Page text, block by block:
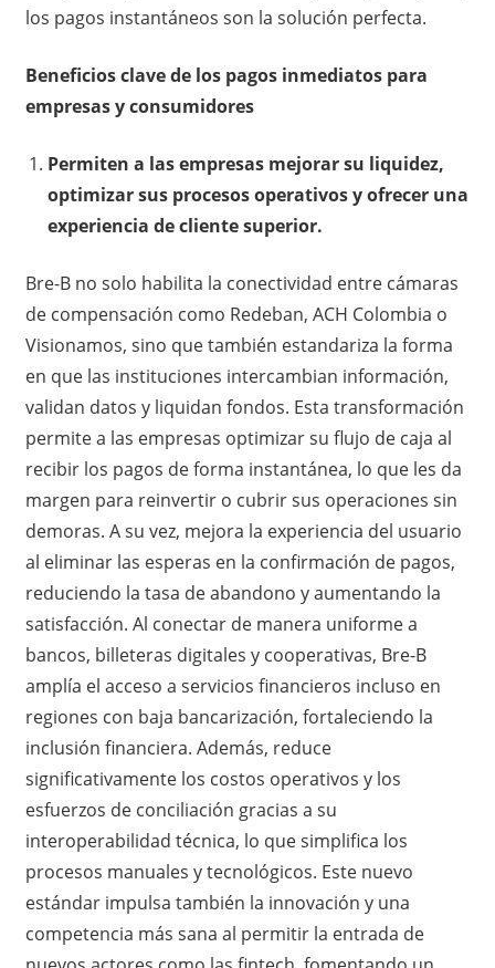
los pagos instantáneos son la solución perfecta.
Beneficios clave de los pagos inmediatos para
empresas y consumidores
Permiten a las empresas mejorar su liquidez,
optimizar sus procesos operativos y ofrecer una
experiencia de cliente superior.
Bre-B no solo habilita la conectividad entre cámaras
de compensación como Redeban, ACH Colombia o
Visionamos, sino que también estandariza la forma
en que las instituciones intercambian información,
validan datos y liquidan fondos. Esta transformación
permite a las empresas optimizar su flujo de caja al
recibir los pagos de forma instantánea, lo que les da
margen para reinvertir o cubrir sus operaciones sin
demoras. A su vez, mejora la experiencia del usuario
al eliminar las esperas en la confirmación de pagos,
reduciendo la tasa de abandono y aumentando la
satisfacción. Al conectar de manera uniforme a
bancos, billeteras digitales y cooperativas, Bre-B
amplía el acceso a servicios financieros incluso en
regiones con baja bancarización, fortaleciendo la
inclusión financiera. Además, reduce
significativamente los costos operativos y los
esfuerzos de conciliación gracias a su
interoperabilidad técnica, lo que simplifica los
procesos manuales y tecnológicos. Este nuevo
estándar impulsa también la innovación y una
competencia más sana al permitir la entrada de